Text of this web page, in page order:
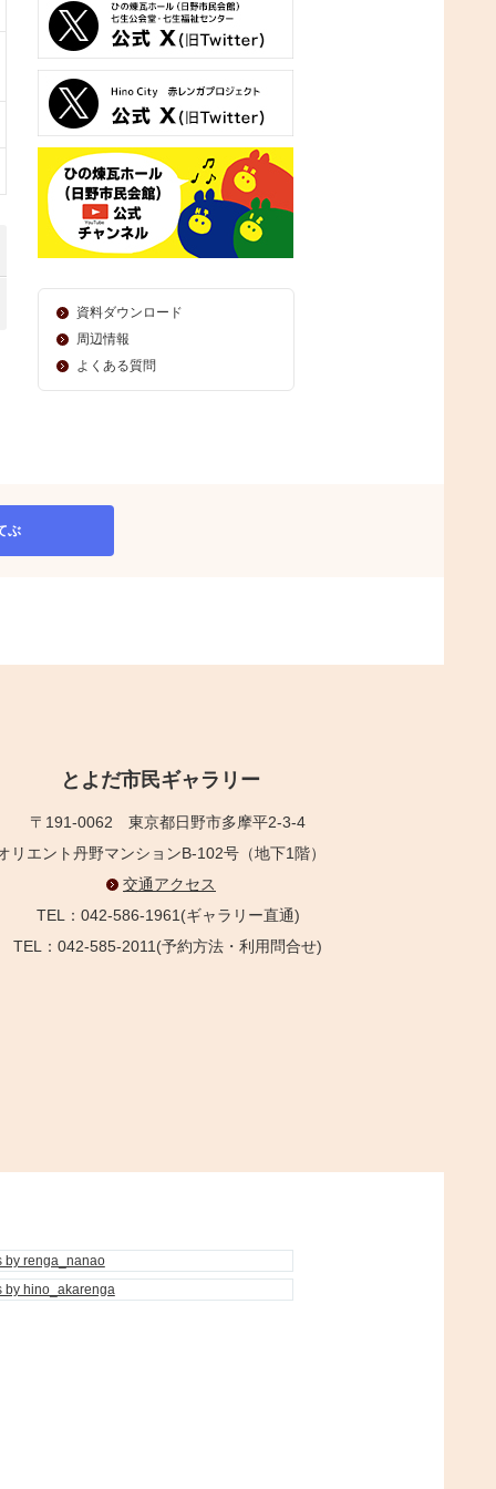
資料ダウンロード
周辺情報
よくある質問
ぶ
とよだ市民ギャラリー
〒191-0062 東京都日野市多摩平2-3-4
リエント丹野マンションB-102号（地下1階）
交通アクセス
TEL：042-586-1961(ギャラリー直通)
：042-585-2011(予約方法・利用問合せ)
by renga_nanao
by hino_akarenga